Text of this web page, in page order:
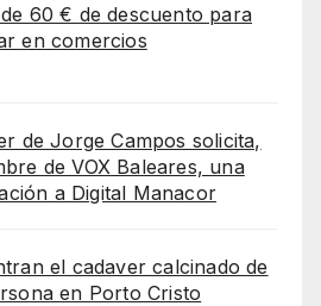
60 € de descuento para
en comercios
de Jorge Campos solicita,
de VOX Baleares, una
a Digital Manacor
el cadaver calcinado de
en Porto Cristo